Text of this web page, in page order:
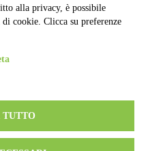
by Gruppo Spaggiari
& New Social Media
alla privacy, è possibile
cookie. Clicca su preferenze
TUTTO